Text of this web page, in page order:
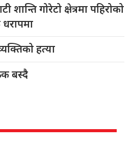
शान्ति गोरेटो क्षेत्रमा पहिरोको
हत्या
बस्दै